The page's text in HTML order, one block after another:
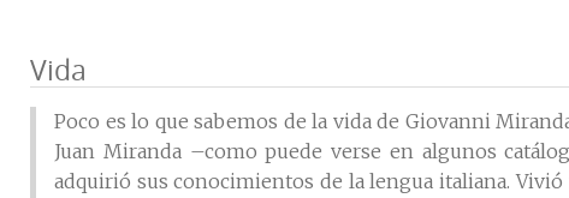
Vida
Poco es lo que sabemos de la vida de Giovanni
Juan Miranda –como puede verse en algunos
adquirió sus conocimientos de la lengua italiana.